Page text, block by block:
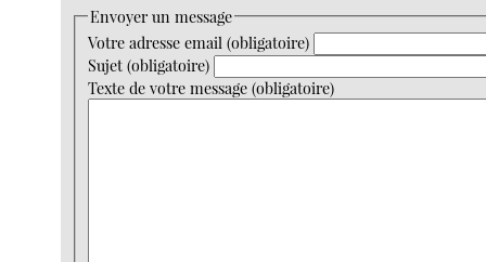
Envoyer un message
Votre adresse email (obligatoire)
Sujet (obligatoire)
Texte de votre message (obligatoire)